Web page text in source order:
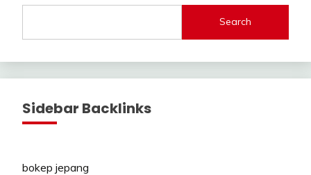
Search
Sidebar Backlinks
bokep jepang